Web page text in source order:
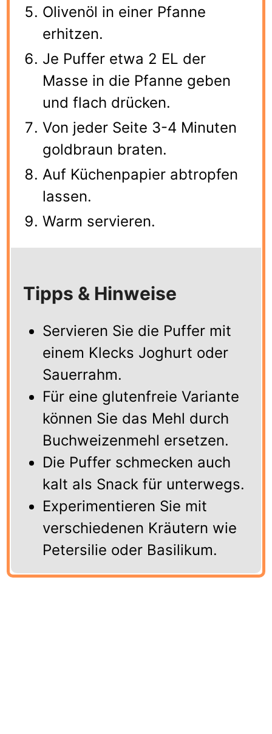
Olivenöl in einer Pfanne
erhitzen.
Je Puffer etwa 2 EL der
Masse in die Pfanne geben
und flach drücken.
Von jeder Seite 3-4 Minuten
goldbraun braten.
Auf Küchenpapier abtropfen
lassen.
Warm servieren.
Tipps & Hinweise
Servieren Sie die Puffer mit
einem Klecks Joghurt oder
Sauerrahm.
Für eine glutenfreie Variante
können Sie das Mehl durch
Buchweizenmehl ersetzen.
Die Puffer schmecken auch
kalt als Snack für unterwegs.
Experimentieren Sie mit
verschiedenen Kräutern wie
Petersilie oder Basilikum.